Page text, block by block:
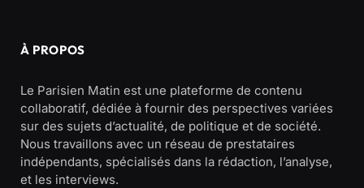
À PROPOS
Le Parisien Matin est une plateforme de contenu
collaboratif, dédiée à fournir des perspectives variées
sur des sujets d’actualité, de politique et de société.
Nous travaillons avec un réseau de prestataires
indépendants, spécialisés dans la rédaction, l’analyse,
et les interviews.